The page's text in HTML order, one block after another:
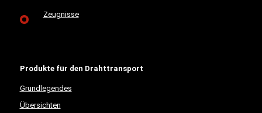
Zeugnisse
Produkte für den Drahttransport
Grundlegendes
Übersichten